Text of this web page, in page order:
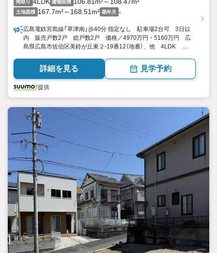
間取り 建物面積
土地面積 167.7m²～168.51m² 築年月 -
広島電鉄宮島線「草津南」歩40分 指定なし 駐車場2台可 3日以
内 販売戸数2戸 総戸数2戸 価格／4970万円・5160万円 広
島県広島市佐伯区美鈴が丘東２-19番12（地番）、他 4LDK
詳細を見る 見学予約
提供